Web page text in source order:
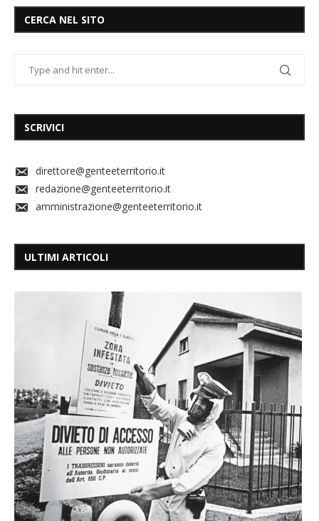
CERCA NEL SITO
SCRIVICI
direttore@genteeterritorio.it
redazione@genteeterritorio.it
amministrazione@genteeterritorio.it
ULTIMI ARTICOLI